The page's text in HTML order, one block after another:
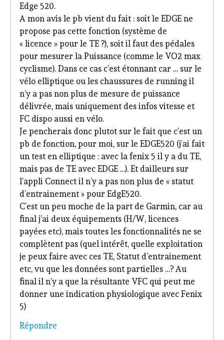
Edge 520.
A mon avis le pb vient du fait : soit le EDGE ne
propose pas cette fonction (système de
« licence » pour le TE ?), soit il faut des pédales
pour mesurer la Puissance (comme le VO2 max
cyclisme). Dans ce cas c’est étonnant car … sur le
vélo elliptique ou les chaussures de running il
n’y a pas non plus de mesure de puissance
délivrée, mais uniquement des infos vitesse et
FC dispo aussi en vélo.
Je pencherais donc plutot sur le fait que c’est un
pb de fonction, pour moi, sur le EDGE520 (j’ai fait
un test en elliptique : avec la fenix 5 il y a du TE,
mais pas de TE avec EDGE …). Et dailleurs sur
l’appli Connect il n’y a pas non plus de « statut
d’entrainement » pour EdgE520.
C’est un peu moche de la part de Garmin, car au
final j’ai deux équipements (H/W, licences
payées etc), mais toutes les fonctionnalités ne se
complètent pas (quel intérêt, quelle exploitation
je peux faire avec ces TE, Statut d’entrainement
etc, vu que les données sont partielles …? Au
final il n’y a que la résultante VFC qui peut me
donner une indication physiologique avec Fenix
5)
Répondre